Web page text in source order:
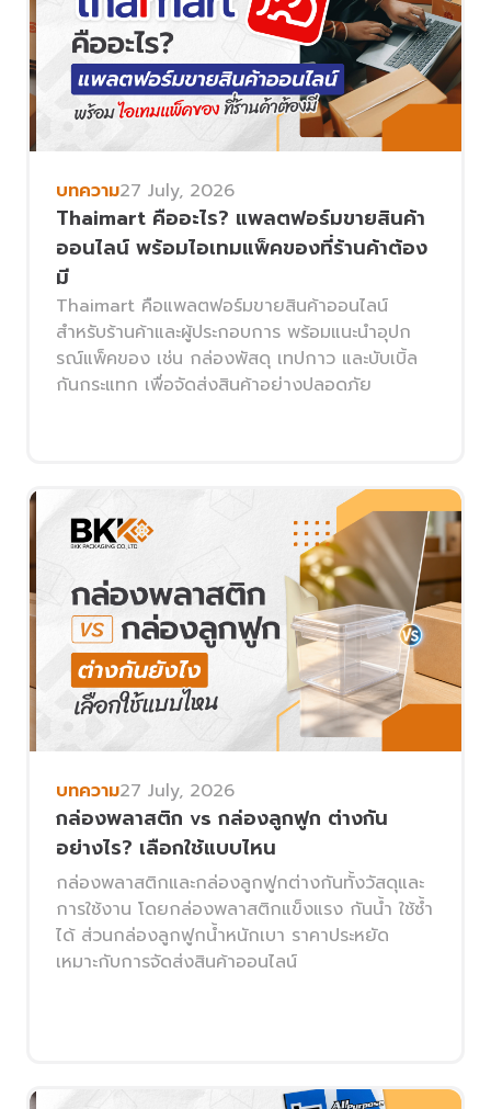
บทความ27 July, 2026
Thaimart คืออะไร? แพลตฟอร์มขายสินค้า
ออนไลน์ พร้อมไอเทมแพ็คของที่ร้านค้าต้อง
มี
Thaimart คือแพลตฟอร์มขายสินค้าออนไลน์
สำหรับร้านค้าและผู้ประกอบการ พร้อมแนะนำอุปก
รณ์แพ็คของ เช่น กล่องพัสดุ เทปกาว และบับเบิ้ล
กันกระแทก เพื่อจัดส่งสินค้าอย่างปลอดภัย
บทความ27 July, 2026
กล่องพลาสติก vs กล่องลูกฟูก ต่างกัน
อย่างไร? เลือกใช้แบบไหน
กล่องพลาสติกและกล่องลูกฟูกต่างกันทั้งวัสดุและ
การใช้งาน โดยกล่องพลาสติกแข็งแรง กันน้ำ ใช้ซ้ำ
ได้ ส่วนกล่องลูกฟูกน้ำหนักเบา ราคาประหยัด
เหมาะกับการจัดส่งสินค้าออนไลน์